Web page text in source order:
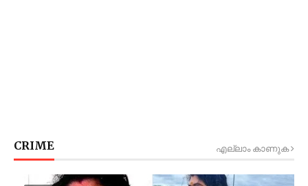
CRIME എല്ലാം കാണുക